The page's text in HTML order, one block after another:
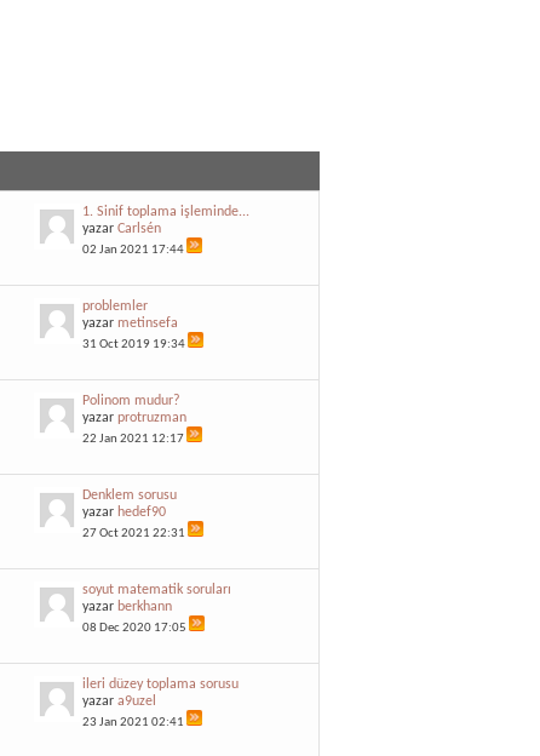
1. Sinif toplama işleminde...
yazarCarlsén
02 Jan 2021 17:44
problemler
yazar metinsefa
31 Oct 2019 19:34
Polinom mudur?
yazarprotruzman
22 Jan 2021 12:17
Denklem sorusu
yazar hedef90
27 Oct 202122:31
soyut matematik soruları
yazar berkhann
08 Dec 2020 17:05
ileri düzey toplama sorusu
yazara9uzel
23 Jan 202102:41